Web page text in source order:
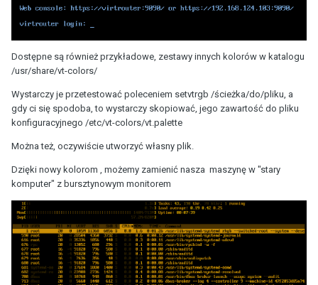
Dostępne są również przykładowe, zestawy innych kolorów w katalogu
/usr/share/vt-colors/
Wystarczy je przetestować poleceniem setvtrgb /ścieżka/do/pliku, a
gdy ci się spodoba, to wystarczy skopiować, jego zawartość do pliku
konfiguracyjnego /etc/vt-colors/vt.palette
Można też, oczywiście utworzyć własny plik.
Dzięki nowy kolorom , możemy zamienić nasza maszynę w "stary
komputer" z bursztynowym monitorem